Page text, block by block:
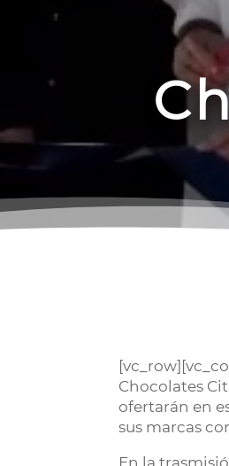
Chocolates
ofertarán en
sus marcas